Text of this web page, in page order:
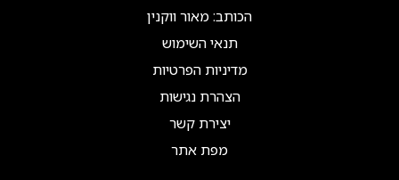
הכותב: מאור ווקנין
תנאי השימוש
מדיניות הפרטיות
הצהרת נגישות
יצירת קשר
מפת אתר